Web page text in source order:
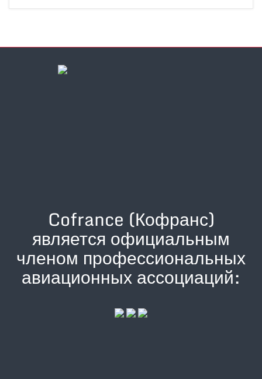
Cofrance (Кофранс)
является официальным
членом профессиональных
авиационных ассоциаций: